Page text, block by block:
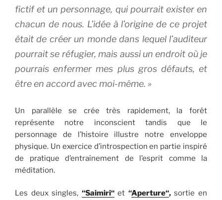
fictif et un personnage, qui pourrait exister en
chacun de nous. L’idée à l’origine de ce projet
était de créer un monde dans lequel l’auditeur
pourrait se réfugier, mais aussi un endroit où je
pourrais enfermer mes plus gros défauts, et
être en accord avec moi-même. »
Un parallèle se crée très rapidement, la forêt
représente notre inconscient tandis que le
personnage de l’histoire illustre notre enveloppe
physique. Un exercice d’introspection en partie inspiré
de pratique d’entraînement de l’esprit comme la
méditation.
Les deux singles, “Saimiri“et “Aperture“,sortie en